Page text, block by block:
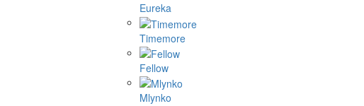
Eureka
Timemore
Fellow
Mlynko